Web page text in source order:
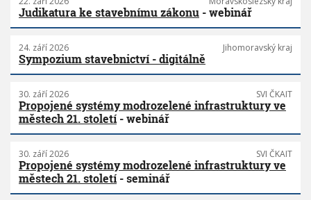
Judikatura ke stavebnímu zákonu - webinář
24. září 2026 Jihomoravský kraj
Sympozium stavebnictví - digitálně
30. září 2026 SVI ČKAIT
Propojené systémy modrozelené infrastruktury ve
městech 21. století- webinář
30. září 2026 SVI ČKAIT
Propojené systémy modrozelené infrastruktury ve
městech 21. století- seminář